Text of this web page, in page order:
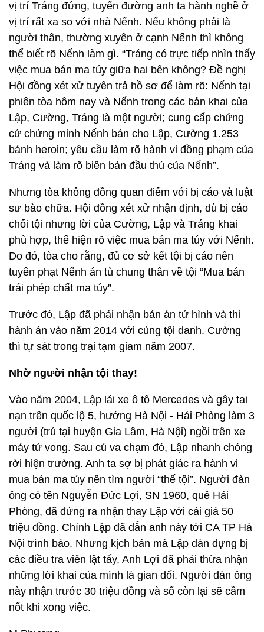
vị trí Tráng đứng, tuyến đường anh ta hành nghề ở
vị trí rất xa so với nhà Nếnh. Nếu không phải là
người thân, thường xuyên ở cạnh Nếnh thì không
thể biết rõ Nếnh làm gì. “Tráng có trực tiếp nhìn thấy
việc mua bán ma túy giữa hai bên không? Đề nghị
Hội đồng xét xử tuyên trả hồ sơ để làm rõ: Nếnh tại
phiên tòa hôm nay và Nếnh trong các bản khai của
Lập, Cường, Tráng là một người; cung cấp chứng
cứ chứng minh Nếnh bán cho Lập, Cường 1.253
bánh heroin; yêu cầu làm rõ hành vi đồng phạm của
Tráng và làm rõ biên bản đầu thú của Nếnh”.
Nhưng tòa không đồng quan điểm với bị cáo và luật
sư bào chữa. Hội đồng xét xử nhận định, dù bị cáo
chối tội nhưng lời của Cường, Lập và Tráng khai
phù hợp, thể hiện rõ việc mua bán ma túy với Nếnh.
Do đó, tòa cho rằng, đủ cơ sở kết tội bị cáo nên
tuyên phạt Nếnh án tù chung thân về tội “Mua bán
trái phép chất ma túy”.
Trước đó, Lập đã phải nhận bản án tử hình và thi
hành án vào năm 2014 với cùng tội danh. Cường
thì tự sát trong trại tạm giam năm 2007.
Nhờ người nhận tội thay!
Vào năm 2004, Lập lái xe ô tô Mercedes và gây tai
nạn trên quốc lộ 5, hướng Hà Nội - Hải Phòng làm 3
người (trú tại huyện Gia Lâm, Hà Nội) ngồi trên xe
máy tử vong. Sau cú va chạm đó, Lập nhanh chóng
rời hiện trường. Anh ta sợ bị phát giác ra hành vi
mua bán ma túy nên tìm người “thế tội”. Người đàn
ông có tên Nguyễn Đức Lợi, SN 1960, quê Hải
Phòng, đã đứng ra nhận thay Lập với cái giá 50
triệu đồng. Chính Lập đã dẫn anh này tới CA TP Hà
Nội trình báo. Nhưng kịch bản mà Lập dàn dựng bị
các điều tra viên lật tẩy. Anh Lợi đã phải thừa nhận
những lời khai của mình là gian dối. Người đàn ông
này nhận trước 30 triệu đồng và số còn lại sẽ cầm
nốt khi xong việc.